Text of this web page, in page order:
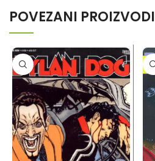
POVEZANI PROIZVODI